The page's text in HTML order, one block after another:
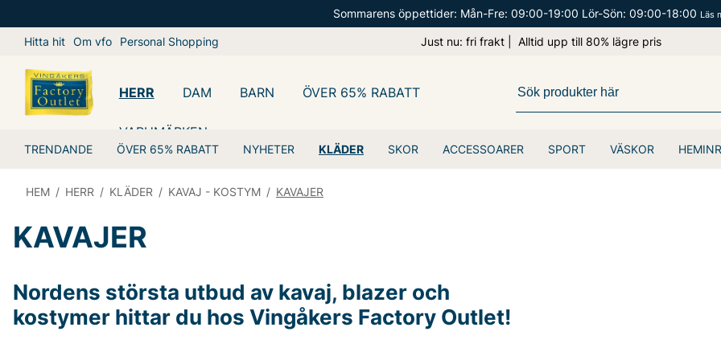
Sommarens öppettider: Mån-Fre: 09:00-19:00 Lör-Sön: 09:00-18:00 Läs
Hitta hit Om vfo Personal Shopping Just nu: fri frakt | Alltid upp till 80% lägre pris
HERR
TRENDANDE ÖVER 65% RABATT NYHETER KLÄDER SKOR ACCESSOARER SPORT VÄSKOR
DAM BARN ÖVER 65% RABATT
VARUMÄRKEN
HEM / HERR / KLÄDER / KAVAJ - KOSTYM / KAVAJER
KAVAJER
Nordens största utbud av kavaj, blazer och
kostymer hittar du hos Vingåkers Factory Outlet!